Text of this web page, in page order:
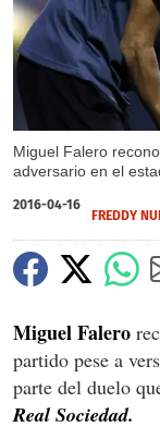
Miguel Falero
adversario en el
2016-04-16
FREDDY
Miguel Falero
partido pese a
parte del duelo
Real Sociedad.